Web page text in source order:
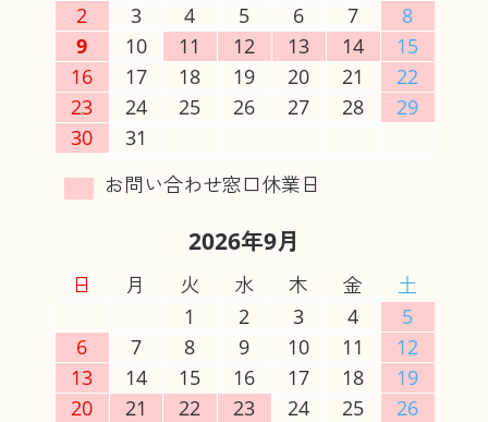
2
3 4 5 6 7
8
9
10 11 12 13 14
15
16
17 18 19 20 21
22
23
24 25 26 27 28
29
30
31
2026年9月
日 月 火 水 木 金
土
1
2 3 4
5
6
7 8 9 10 11
12
13
14 15 16 17 18
19
20
21 22 23 24 25
26